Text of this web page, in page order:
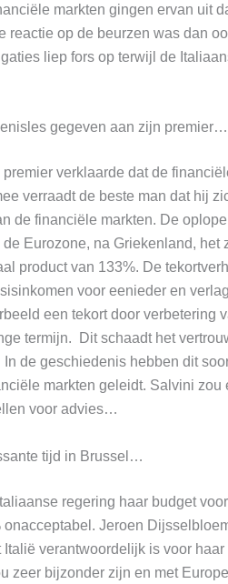
markten gingen ervan uit
reactie op de beurzen was dan
liep fors op terwijl de
gegeven aan zijn premier…
verklaarde dat de
verraadt de beste man dat hij
de financiële markten. De
Eurozone, na Griekenland,
product van 133%. De
voor eenieder en
een tekort door verbetering
termijn. Dit schaadt het
de geschiedenis hebben dit
markten geleidt. Salvini
voor advies…
tijd in Brussel…
regering haar budget
onacceptabel. Jeroen
verantwoordelijk is voor
zeer bijzonder zijn en met